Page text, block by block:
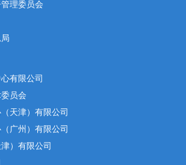
理委员会
有限公司
员会
天津）有限公司
广州）有限公司
）有限公司